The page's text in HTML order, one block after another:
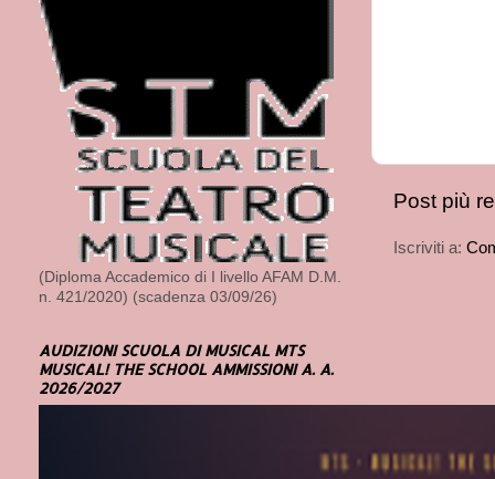
Post più
Iscriviti a:
(Diploma Accademico di I livello AFAM D.M.
n. 421/2020) (scadenza 03/09/26)
AUDIZIONI SCUOLA DI MUSICAL MTS
MUSICAL! THE SCHOOL AMMISSIONI A. A.
2026/2027